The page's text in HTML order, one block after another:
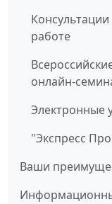
работе
онлайн-
Электронные
"Экспресс
Ваши